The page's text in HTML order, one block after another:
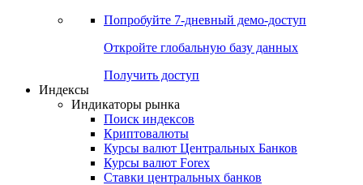
Попробуйте 7-дневный демо-доступ
Откройте глобальную базу данных
Получить доступ
Индексы
Индикаторы рынка
Поиск индексов
Криптовалюты
Курсы валют Центральных Банков
Курсы валют Forex
Ставки центральных банков